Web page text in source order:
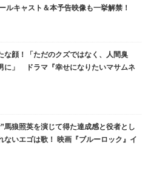
ルキャスト＆本予告映像も一挙解禁！
な顔！「ただのクズではなく、人間臭
に」 ドラマ『幸せになりたいマサムネ
馬狼照英を演じて得た達成感と役者とし
ないエゴは歌！ 映画『ブルーロック』イ